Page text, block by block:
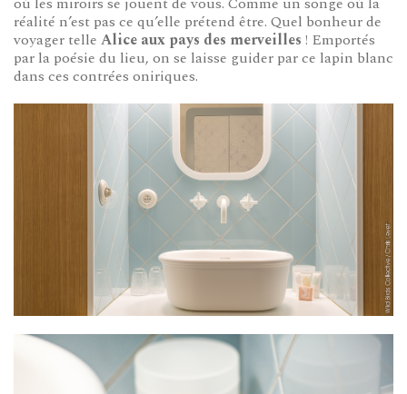
réalité n’est pas ce qu’elle prétend être. Quel bonheur de
voyager telle Alice aux pays des merveilles ! Emportés
par la poésie du lieu, on se laisse guider par ce lapin blanc
dans ces contrées oniriques.